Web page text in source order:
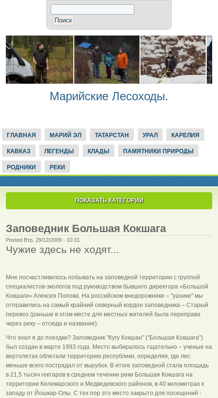
Марийские Лесоходы.
ГЛАВНАЯ МАРИЙ ЭЛ ТАТАРСТАН УРАЛ КАРЕЛИЯ
КАВКАЗ ЛЕГЕНДЫ КЛАДЫ ПАМЯТНИКИ ПРИРОДЫ
РОДНИКИ РЕКИ
ПОКАЗАТЬ КАТЕГОРИИ
Заповедник Большая Кокшага
Posted Втр, 29/12/2009 - 10:31
Чужие здесь не ходят...
Мне посчастливилось побывать на заповедной территории с группой
специалистов-экологов под руководством бывшего директора «Большой
Кокшаги» Алексея Попова. На российском внедорожнике – "уазике" мы
отправились на самый крайний северный кордон заповедника – Старый
перевоз (раньше в этом месте для местных жителей была переправа
через реку – отсюда и название).
Что знал я до поездки? Заповедник "Кугу Кокшан" ("Большая Кокшага")
был создан в марте 1993 года. Место выбиралось тщательно – ученые на
вертолетах облетали территорию республики, определяя, где лес
меньше всего пострадал от вырубок. В итоге заповедной стала площадь
в 21,5 тысяч гектаров в среднем течении реки Большая Кокшага на
территории Килемарского и Медведевского районов, в 40 километрах к
западу от Йошкар-Олы. С тех пор это место закрыто для посещений -